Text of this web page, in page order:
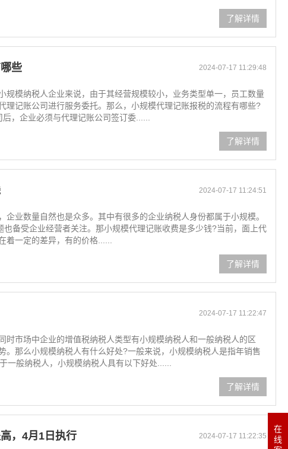
了解详情
2024-07-17 11:29:48
些
规模纳税人企业来说，由于其经营规模较小，业务类型单一，员工数量
理记账公司进行服务委托。那么，小规模代理记账报税的流程有哪些?
，企业必须与代理记账公司签订委......
了解详情
2024-07-17 11:24:51
业数量自然也是众多。其中有很多的企业纳税人身份都属于小规模。
也备受企业经营者关注。那小规模代理记账收费是多少钱?当前，面上代
一定的差异，有的价格......
了解详情
2024-07-17 11:22:47
时市场中企业的增值税纳税人类型有小规模纳税人和一般纳税人的区
。那么小规模纳税人有什么好处?一般来说，小规模纳税人是指年销售
般纳税人，小规模纳税人具有以下好处......
了解详情
2024-07-17 11:22:35
，4月1日执行
在
线